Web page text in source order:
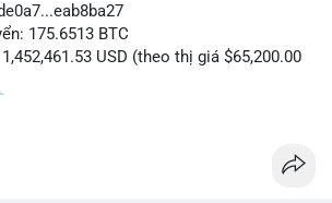
175.6513 BTC
USD (theo thị giá $65,200.00
trị giá hơn 11.45 triệu USD được phát